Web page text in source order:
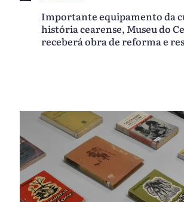
Importante equipamento da
história cearense, Museu do
receberá obra de reforma e